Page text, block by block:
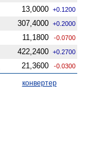
13,0000 +0.1200
307,4000 +0.2000
11,1800 -0.0700
422,2400 +0.2700
21,3600 -0.0300
конвертер